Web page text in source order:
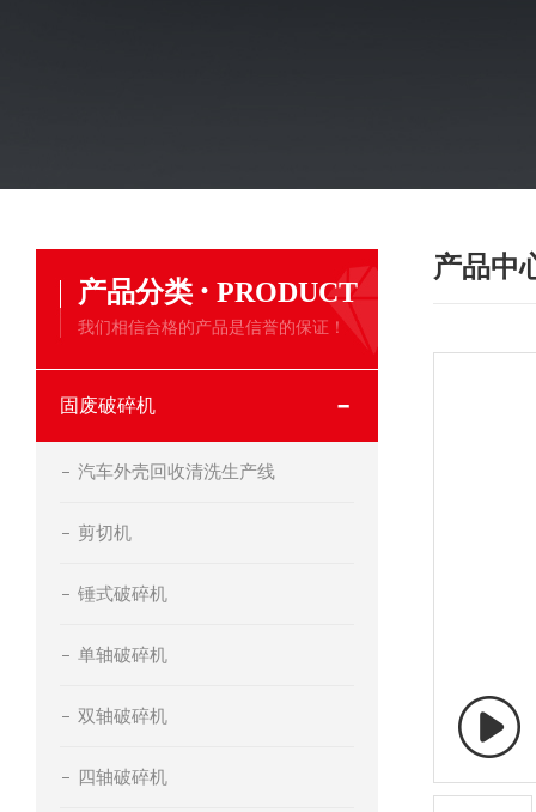
产品分类 · PRODUCT
我们相信合格的产品是信誉的保证！
固废破碎机
汽车外壳回收清洗生产线
剪切机
锤式破碎机
单轴破碎机
双轴破碎机
四轴破碎机
产品中